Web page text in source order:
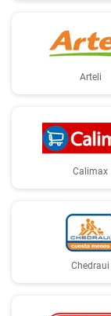
Arteli
Calimax
Chedraui